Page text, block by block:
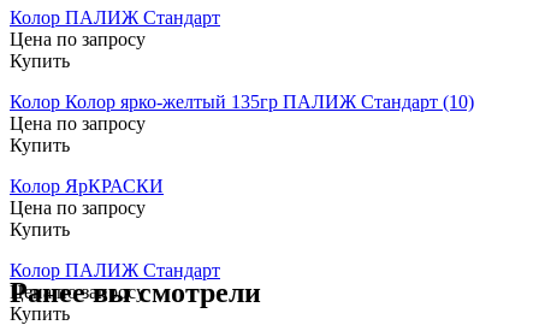
Колор ПАЛИЖ Стандарт
Цена по запросу
Купить
Колор Колор ярко-желтый 135гр ПАЛИЖ Стандарт (10)
Цена по запросу
Купить
Колор ЯрКРАСКИ
Цена по запросу
Купить
Колор ПАЛИЖ Стандарт
Цена по запросу
Купить
Ранее вы смотрели